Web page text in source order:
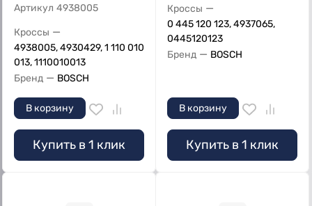
Артикул 4938005
Кроссы —
4938005, 4930429, 1 110 010
013, 1110010013
Бренд — BOSCH
В корзину
Купить в 1 клик
Кроссы —
0 445 120 123, 4937065,
0445120123
Бренд — BOSCH
В корзину
Купить в 1 клик